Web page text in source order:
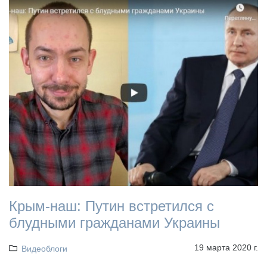
Крым-наш: Путин встретился с
блудными гражданами Украины
Видеоблоги 19 марта 2020 г.